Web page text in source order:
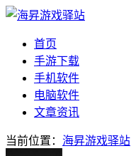
首页
手游下载
手机软件
电脑软件
文章资讯
当前位置： 海昇游戏驿站